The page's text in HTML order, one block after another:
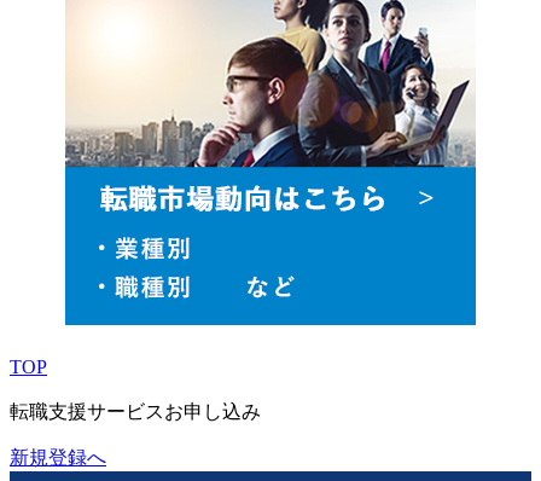
TOP
転職支援サービスお申し込み
新規登録へ